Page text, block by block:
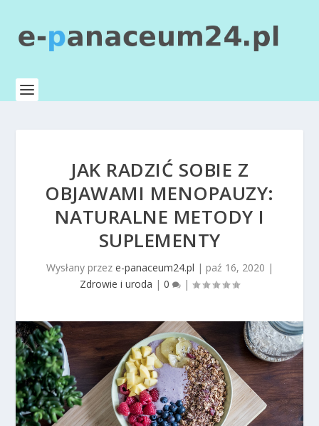
JAK RADZIĆ SOBIE Z
OBJAWAMI MENOPAUZY:
NATURALNE METODY I
SUPLEMENTY
Wysłany przez e-panaceum24.pl | paź 16, 2020 |
Zdrowie i uroda | 0 |